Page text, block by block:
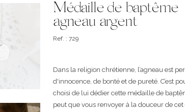
Médaille de baptême
agneau argent
Ref. : 729
Dans la religion chrétienne, l’agneau est
d'innocence, de bonté et de pureté. C’est
choisi de lui dédier cette médaille de
peut que vous renvoyer à la douceur de